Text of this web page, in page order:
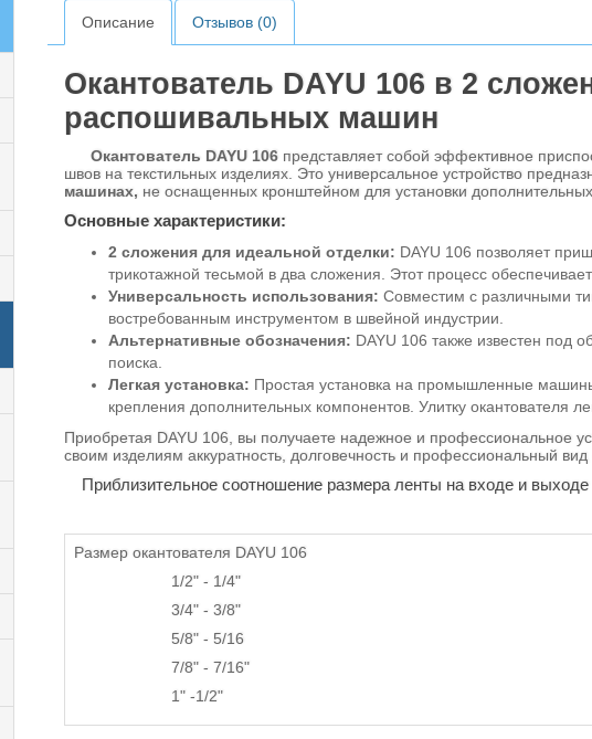
Описание Отзывов (0)
Окантователь DAYU 106 в 2
распошивальных машин
Окантователь DAYU 106 представляет собой эффективное
швов на текстильных изделиях. Это универсальное устройство
машинах, не оснащенных кронштейном для установки
Основные характеристики:
2 сложения для идеальной отделки: DAYU 106 позволяет
трикотажной тесьмой в два сложения. Этот процесс
Универсальность использования: Совместим с различными
востребованным инструментом в швейной индустрии.
Альтернативные обозначения: DAYU 106 также известен под
поиска.
Легкая установка: Простая установка на промышленные
крепления дополнительных компонентов. Улитку окантователя
Приобретая DAYU 106, вы получаете надежное и профессиональное
своим изделиям аккуратность, долговечность и профессиональный
Приблизительное соотношение размера ленты на входе и выходе
Размер окантователя DAYU 106
1/2" - 1/4"
3/4" - 3/8"
5/8" - 5/16
7/8" - 7/16"
1" -1/2"